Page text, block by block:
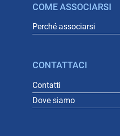
COME ASSOCIARSI
Perché associarsi
CONTATTACI
Contatti
Dove siamo